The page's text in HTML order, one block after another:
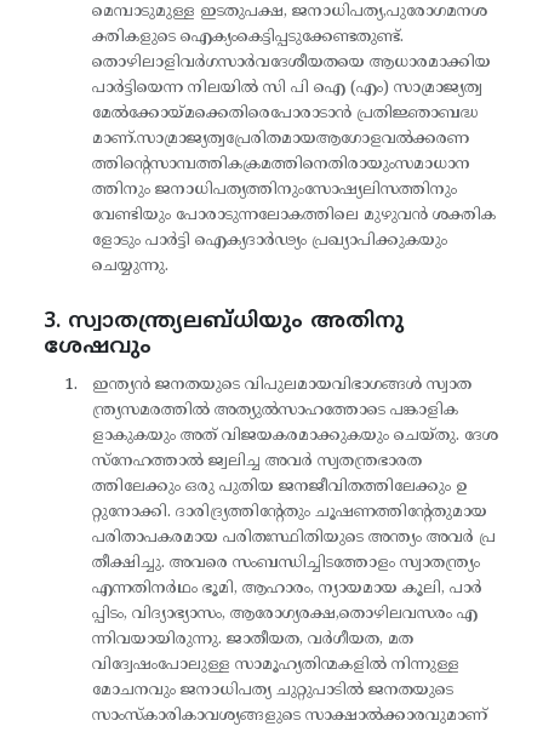
മെമ്പാടുമുള്ള ഇടതുപക്ഷ, ജനാധിപത്യ,പുരോഗമനശ
ക്തികളുടെ ഐക്യംകെട്ടിപ്പടുക്കേണ്ടതുണ്ട്.
തൊഴിലാളിവർഗസാർവദേശീയതയെ ആധാരമാക്കിയ
പാർട്ടിയെന്ന നിലയിൽ സി പി ഐ (എം) സാമ്രാജ്യത്വ
മേൽക്കോയ്മക്കെതിരെപോരാടാൻ പ്രതിജ്ഞാബദ്ധ
മാണ്.സാമ്രാജ്യത്വപ്രേരിതമായആഗോളവൽക്കരണ
ത്തിന്റെസാമ്പത്തികക്രമത്തിനെതിരായുംസമാധാന
ത്തിനും ജനാധിപത്യത്തിനുംസോഷ്യലിസത്തിനും
വേണ്ടിയും പോരാടുന്നലോകത്തിലെ മുഴുവൻ ശക്തിക
ളോടും പാർട്ടി ഐക്യദാർഢ്യം പ്രഖ്യാപിക്കുകയും
ചെയ്യുന്നു.
3. സ്വാതന്ത്ര്യലബ്ധിയും അതിനു
ശേഷവും
ഇന്ത്യൻ ജനതയുടെ വിപുലമായവിഭാഗങ്ങൾ സ്വാത
ന്ത്ര്യസമരത്തിൽ അത്യുൽസാഹത്തോടെ പങ്കാളിക
ളാകുകയും അത് വിജയകരമാക്കുകയും ചെയ്തു. ദേശ
സ്‌നേഹത്താൽ ജ്വലിച്ച അവർ സ്വതന്ത്രഭാരത
ത്തിലേക്കും ഒരു പുതിയ ജനജീവിതത്തിലേക്കും ഉ
റ്റുനോക്കി. ദാരിദ്ര്യത്തിന്റേതും ചൂഷണത്തിന്റേതുമായ
പരിതാപകരമായ പരിതഃസ്ഥിതിയുടെ അന്ത്യം അവർ പ്ര
തീക്ഷിച്ചു. അവരെ സംബന്ധിച്ചിടത്തോളം സ്വാതന്ത്ര്യം
എന്നതിനർഥം ഭൂമി, ആഹാരം, ന്യായമായ കൂലി, പാർ
പ്പിടം, വിദ്യാഭ്യാസം, ആരോഗ്യരക്ഷ,തൊഴിലവസരം എ
ന്നിവയായിരുന്നു. ജാതീയത, വർഗീയത, മത
വിദ്വേഷംപോലുള്ള സാമൂഹ്യതിന്മകളിൽ നിന്നുള്ള
മോചനവും ജനാധിപത്യ ചുറ്റുപാടിൽ ജനതയുടെ
സാംസ്‌കാരികാവശ്യങ്ങളുടെ സാക്ഷാൽക്കാരവുമാണ്